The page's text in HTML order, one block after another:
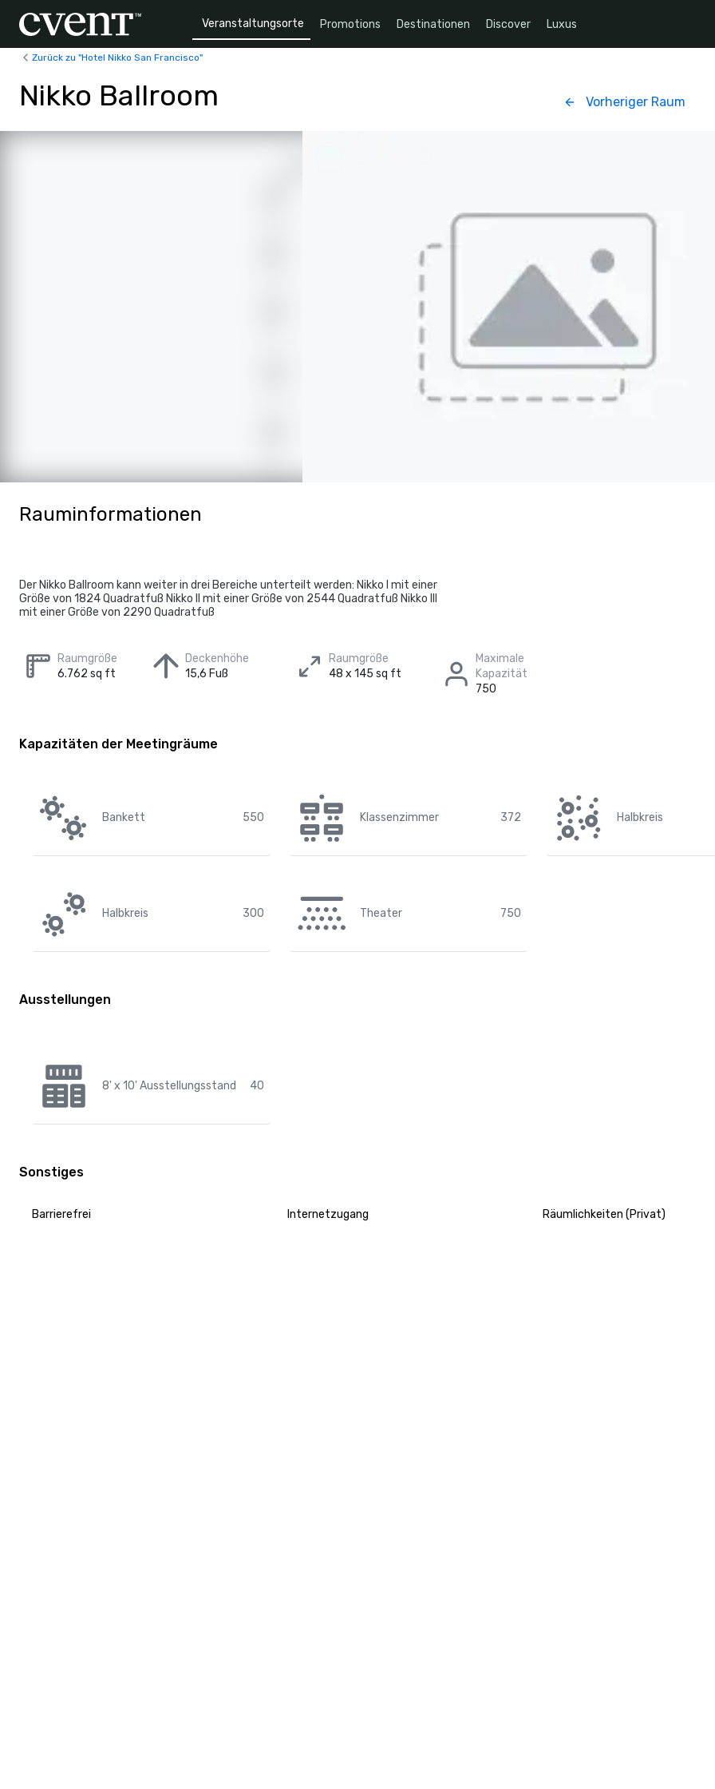
Veranstaltungsorte Promotions Destinationen Discover Luxus
Zurück zu "Hotel Nikko San Francisco"
Nikko Ballroom Vorheriger Raum
Rauminformationen
Der Nikko Ballroom kann weiter in drei Bereiche unterteilt werden: Nikko I mit einer
Größe von 1824 Quadratfuß Nikko II mit einer Größe von 2544 Quadratfuß Nikko III
mit einer Größe von 2290 Quadratfuß
Raumgröße
6.762 sq ft
Deckenhöhe
15,6 Fuß
Raumgröße
48 x 145 sq ft
Maximale
Kapazität
750
Kapazitäten der Meetingräume
Bankett 550 Klassenzimmer 372 Halbkreis
Halbkreis 300 Theater 750
Ausstellungen
8' x 10' Ausstellungsstand 40
Sonstiges
Barrierefrei Internetzugang Räumlichkeiten (Privat)